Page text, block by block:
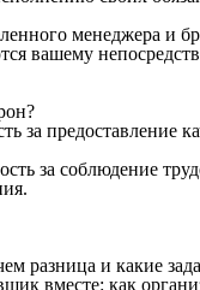
менеджера и
вашему
за предоставление
за соблюдение
разница и какие
вместе: как